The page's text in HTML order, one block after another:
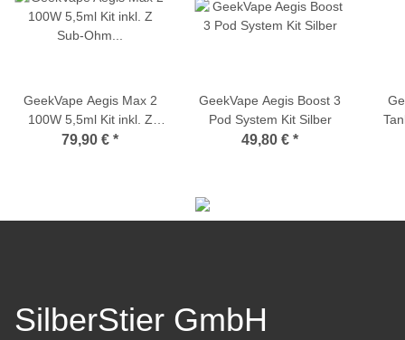
GeekVape Aegis Max 2
100W 5,5ml Kit inkl. Z
Sub-Ohm Verdampfer Rot
79,90 € *
GeekVape Aegis Boost 3
Pod System Kit Silber
49,80 € *
SilberStier GmbH